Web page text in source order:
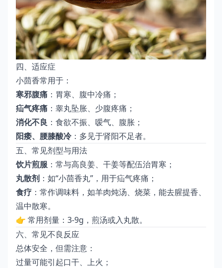
四、适应症
小茴香常用于：
寒邪腹痛 ：胃寒、腹中冷痛；
疝气疼痛 ：睾丸坠胀、少腹疼痛；
消化不良 ：食欲不振、嗳气、腹胀；
阳痿、腰膝酸冷：多见于肾阳不足者。
五、常见剂型与用法
饮片煎服 ：常与高良姜、干姜等配伍治胃寒；
丸散剂 ：如“小茴香丸”，用于疝气疼痛；
食疗 ：常作调味料，如羊肉炖汤、烧菜，能去腥提香、
温中散寒。
👉 常用剂量：3-9g，煎汤或入丸散。
六、常见不良反应
总体安全，但需注意：
过量可能引起口干、上火；